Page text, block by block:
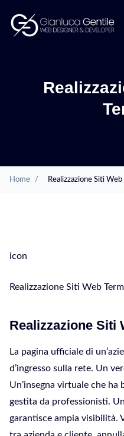
Home / Realizzazione Siti
icon
Realizzazione Siti Web
Realizzazione Siti
La pagina ufficiale di
d’ingresso sulla rete. Un
Un’insegna virtuale che ha
gestita da professionisti.
garantisce ampia visibilità.